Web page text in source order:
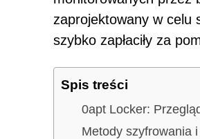
zaprojektowany w celu
szybko zapłaciły za
Spis treści
0apt Locker:
Metody szyfrowania